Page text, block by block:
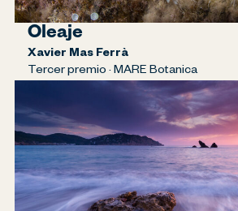
Oleaje
Xavier Mas Ferrà
Tercer premio · MARE Botanica